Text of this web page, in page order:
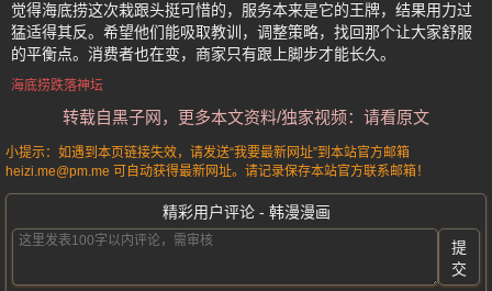
觉得海底捞这次栽跟头挺可惜的，服务本来是它的王牌，结果用力过
猛适得其反。希望他们能吸取教训，调整策略，找回那个让大家舒服
的平衡点。消费者也在变，商家只有跟上脚步才能长久。
海底捞跌落神坛
转载自黑子网，更多本文资料/独家视频：请看原文
小提示：如遇到本页链接失效，请发送“我要最新网址”到本站官方邮箱
heizi.me@pm.me 可自动获得最新网址。请记录保存本站官方联系邮箱！
精彩用户评论 - 韩漫漫画
提
交